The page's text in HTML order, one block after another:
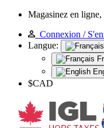
Magasinez en
Connexion /
Langue:
$CAD